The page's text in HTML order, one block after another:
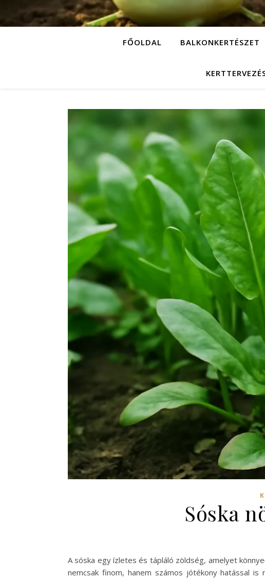
FŐOLDAL BALKONKERTÉSZET
Sóska
A sóska egy ízletes és tápláló zöldség, amelyet
nemcsak finom, hanem számos jótékony hatással is